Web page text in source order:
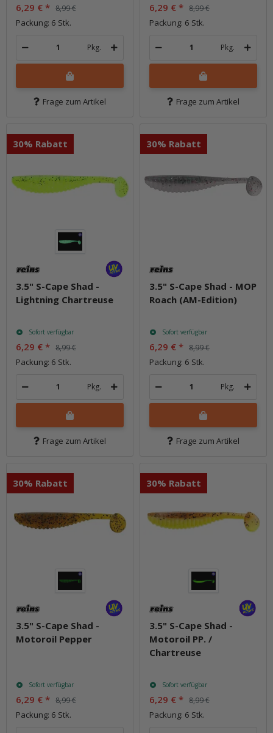
6,29 € * 8,99 €
Packung: 6 Stk.
Pkg.
Frage zum Artikel
6,29 € * 8,99 €
Packung: 6 Stk.
Pkg.
Frage zum Artikel
30% Rabatt
3.5" S-Cape Shad -
Lightning Chartreuse
Sofort verfügbar
6,29 € * 8,99 €
Packung: 6 Stk.
Pkg.
Frage zum Artikel
30% Rabatt
3.5" S-Cape Shad - MOP
Roach (AM-Edition)
Sofort verfügbar
6,29 € * 8,99 €
Packung: 6 Stk.
Pkg.
Frage zum Artikel
30% Rabatt
3.5" S-Cape Shad -
Motoroil Pepper
Sofort verfügbar
6,29 € * 8,99 €
Packung: 6 Stk.
30% Rabatt
3.5" S-Cape Shad -
Motoroil PP. /
Chartreuse
Sofort verfügbar
6,29 € * 8,99 €
Packung: 6 Stk.